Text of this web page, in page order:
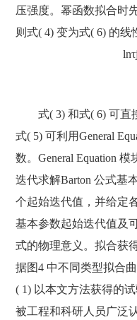
压强度。幂函数拟合时
则式( 4) 变为式( 6) 的线
lnτj =
式( 3) 和式( 6) 可直
式( 5) 可利用General
数。General Equation
迭代求解Barton 公式基
个起始迭代值，并给定
基本参数起始迭代值及
式的物理意义。拟合获
据图4 中不同类型拟合
( 1) 以本文方法获得的
被工程和科研人员广泛